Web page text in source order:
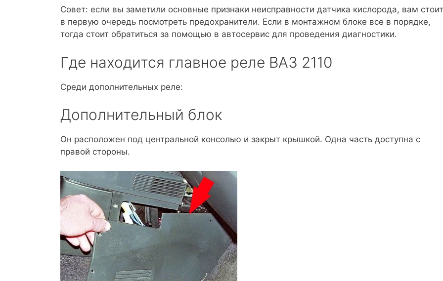
Совет: если вы заметили основные признаки неисправности датчика кислорода, вам стоит
в первую очередь посмотреть предохранители. Если в монтажном блоке все в порядке,
тогда стоит обратиться за помощью в автосервис для проведения диагностики.
Где находится главное реле ВАЗ 2110
Среди дополнительных реле:
Дополнительный блок
Он расположен под центральной консолью и закрыт крышкой. Одна часть доступна с
правой стороны.